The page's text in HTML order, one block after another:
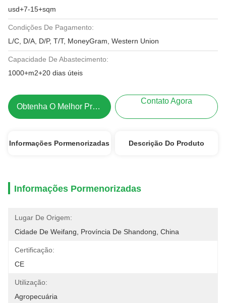
usd+7-15+sqm
Condições De Pagamento:
L/C, D/A, D/P, T/T, MoneyGram, Western Union
Capacidade De Abastecimento:
1000+m2+20 dias úteis
Obtenha O Melhor Preço
Contato Agora
Informações Pormenorizadas Descrição Do Produto
Informações Pormenorizadas
Lugar De Origem:
Cidade De Weifang, Província De Shandong, China
Certificação:
CE
Utilização:
Agropecuária